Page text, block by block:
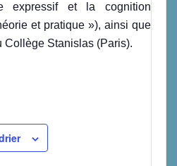
expressif et la cognition
et pratique »), ainsi que
Collège Stanislas (Paris).